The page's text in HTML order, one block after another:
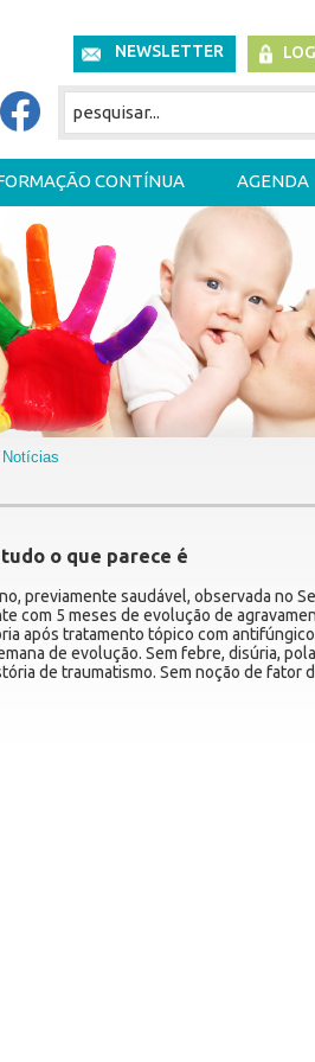
NEWSLETTER
CONTÍNUA AGENDA
o que parece é
previamente saudável, observada no
com 5 meses de evolução de
após tratamento tópico com
de evolução. Sem febre, disúria,
de traumatismo. Sem noção de fator